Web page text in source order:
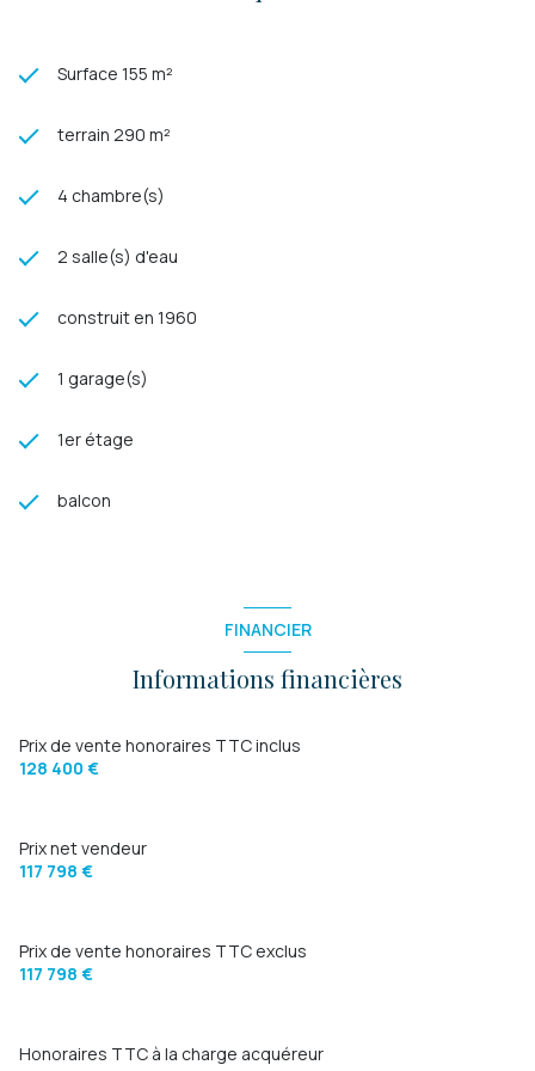
Terrasse couverteoffrant un espace extérieur protégé et
Potentiel locatif complémentaire
création d’un cabinet indépendant pour professionnels de
Emplacement avantageux
Contacter l'agence ALIZES.
Surface 155 m²
terrain 290 m²
4 chambre(s)
2 salle(s) d'eau
construit en 1960
1 garage(s)
1er étage
balcon
FINANCIER
Informations financières
Prix de vente honoraires TTC inclus
128 400 €
Prix net vendeur
117 798 €
Prix de vente honoraires TTC exclus
117 798 €
Honoraires TTC à la charge acquéreur